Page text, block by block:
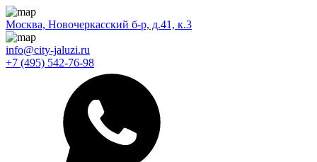
Москва, Новочеркасский б-р, д.41, к.3
info@city-jaluzi.ru
+7 (495) 542-76-98